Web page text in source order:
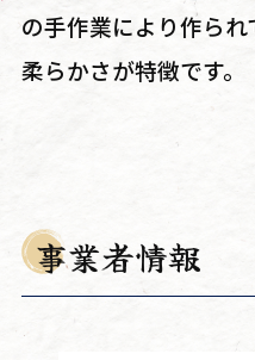
の手作業により作ら
柔らかさが特徴です。
事業者情報